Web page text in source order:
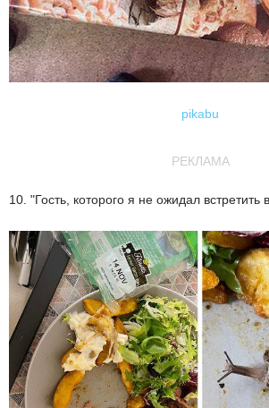
pikabu
РЕКЛАМА
10. "Гость, которого я не ожидал встретить